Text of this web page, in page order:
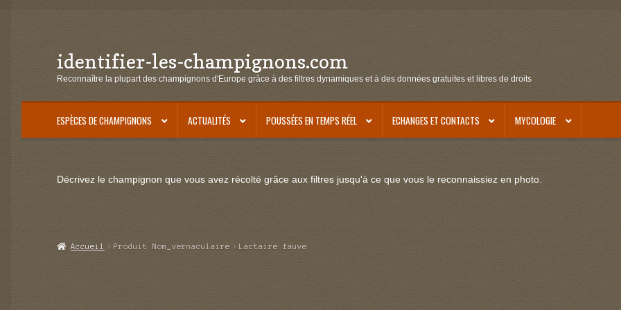
Aller
à
navigation
Aller
au
identifier-les-champignons.com
Reconnaître la plupart des champignons d'Europe grâce à des filtres dynamiques et à des données gratuites et libres de droits
ESPÈCES DE CHAMPIGNONS ACTUALITÉS POUSSÉES EN TEMPS RÉEL ECHANGES ET CONTACTS MYCOLOGIE
Décrivez le champignon que vous avez récolté grâce aux filtres jusqu'à ce que vous le reconnaissiez en photo.
Accueil Produit Nom_vernaculaire Lactaire fauve